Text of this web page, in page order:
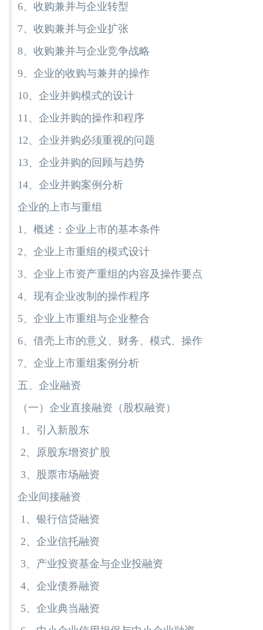
6、收购兼并与企业转型
7、收购兼并与企业扩张
8、收购兼并与企业竞争战略
9、企业的收购与兼并的操作
10、企业并购模式的设计
11、企业并购的操作和程序
12、企业并购必须重视的问题
13、企业并购的回顾与趋势
14、企业并购案例分析
企业的上市与重组
1、概述：企业上市的基本条件
2、企业上市重组的模式设计
3、企业上市资产重组的内容及操作要点
4、现有企业改制的操作程序
5、企业上市重组与企业整合
6、借壳上市的意义、财务、模式、操作
7、企业上市重组案例分析
五、企业融资
（一）企业直接融资（股权融资）
1、引入新股东
2、原股东增资扩股
3、股票市场融资
企业间接融资
1、银行信贷融资
2、企业信托融资
3、产业投资基金与企业投融资
4、企业债券融资
5、企业典当融资